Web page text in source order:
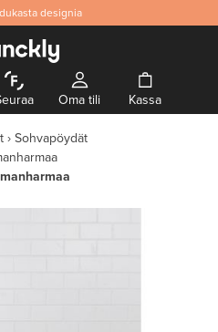
designia
Oma tili Kassa
Sohvapöydät